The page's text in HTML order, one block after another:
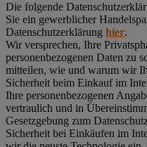
Die folgende
Sie ein gewerblicher
Datenschutzerklärung hier.
Wir versprechen, Ihre
personenbezogenen Daten zu
mitteilen, wie und warum wir
Sicherheit beim Einkauf im
Ihre personenbezogenen
vertraulich und in
Gesetzgebung zum
Sicherheit bei Einkäufen im